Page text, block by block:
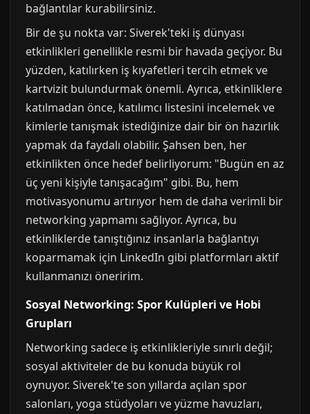
bağlantılar kurabilirsiniz.
Bir de şu nokta var: Siverek'teki iş dünyası
etkinlikleri genellikle resmi bir havada geçiyor. Bu
yüzden, katılırken iş kıyafetleri tercih etmek ve
kartvizit bulundurmak önemli. Ayrıca, etkinliklere
katılmadan önce, katılımcı listesini incelemek ve
kimlerle tanışmak istediğinize dair bir ön hazırlık
yapmak da faydalı olabilir. Şahsen ben, her
etkinlikten önce hedef belirliyorum: "Bugün en az
üç yeni kişiyle tanışacağım" gibi. Bu, hem
motivasyonumu artırıyor hem de daha verimli bir
networking yapmamı sağlıyor. Ayrıca, bu
etkinliklerde tanıştığınız insanlarla bağlantıyı
koparmamak için LinkedIn gibi platformları aktif
kullanmanızı öneririm.
Sosyal Networking: Spor Kulüpleri ve Hobi
Grupları
Networking sadece iş etkinlikleriyle sınırlı değil;
sosyal aktiviteler de bu konuda büyük rol
oynuyor. Siverek'te son yıllarda açılan spor
salonları, yoga stüdyoları ve yüzme havuzları,